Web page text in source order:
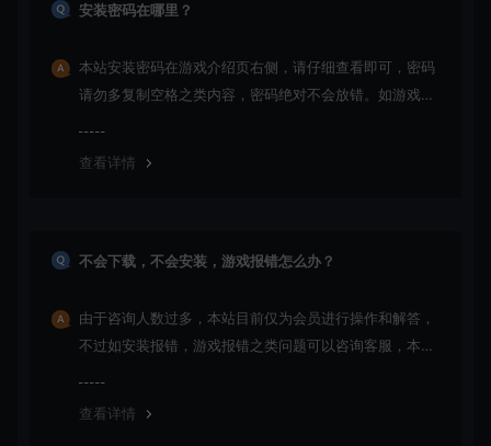
安装密码在哪里？
本站安装密码在游戏介绍页右侧，请仔细查看即可，密码
请勿多复制空格之类内容，密码绝对不会放错。如游戏已
查看详情
不会下载，不会安装，游戏报错怎么办？
由于咨询人数过多，本站目前仅为会员进行操作和解答，
不过如安装报错，游戏报错之类问题可以咨询客服，本站
查看详情